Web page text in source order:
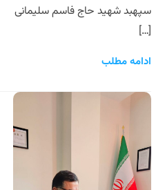
سپهبد شهید حاج فاسم سلیمانی
[…]
ادامه مطلب